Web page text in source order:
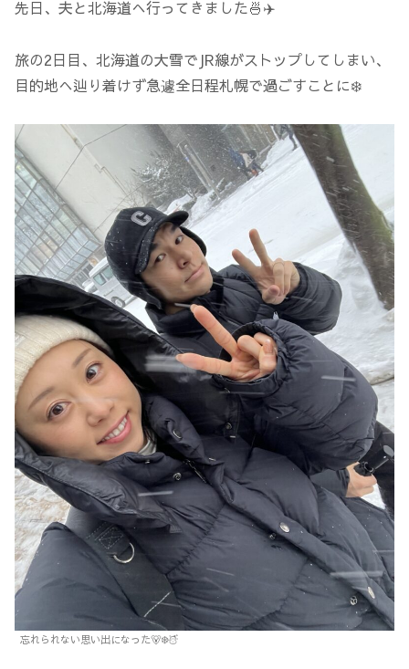
先日、夫と北海道へ行ってきました🍜✈️
旅の2日目、北海道の大雪でJR線がストップしてしまい、
目的地へ辿り着けず急遽全日程札幌で過ごすことに❄️
忘れられない思い出になった🐻‍❄️☃️